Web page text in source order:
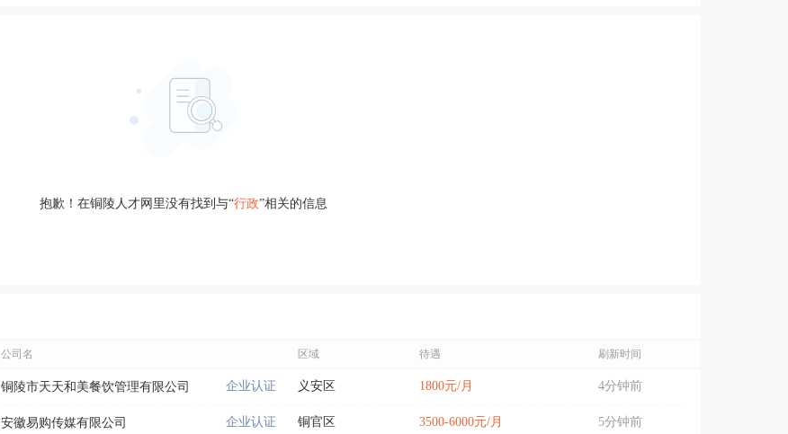
抱歉！在铜陵人才网里没有找到与“行政”相关的信息
公司名 区域 待遇 刷新时间
铜陵市天天和美餐饮管理有限公司 企业认证 义安区 1800元/月 4分钟前
安徽易购传媒有限公司 企业认证 铜官区 3500-6000元/月 5分钟前